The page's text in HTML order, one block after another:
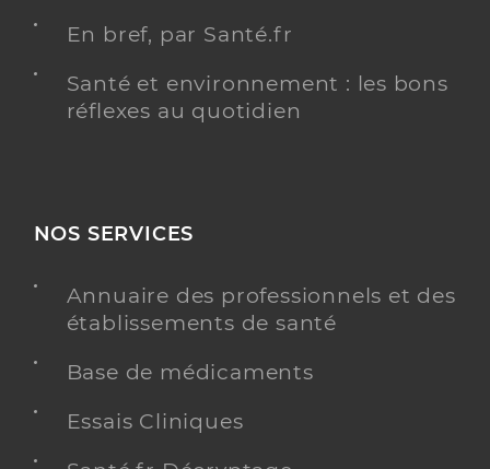
En bref, par Santé.fr
Santé et environnement : les bons
réflexes au quotidien
NOS SERVICES
Annuaire des professionnels et des
établissements de santé
Base de médicaments
Essais Cliniques